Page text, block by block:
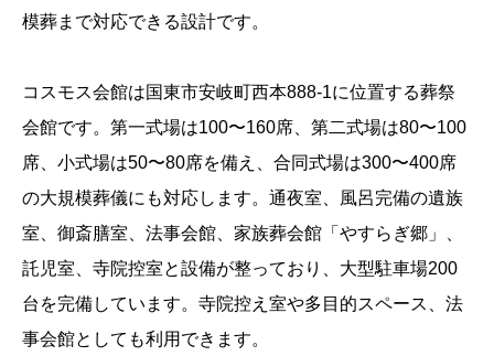
模葬まで対応できる設計です。
コスモス会館は国東市安岐町西本888-1に位置する葬祭
会館です。第一式場は100〜160席、第二式場は80〜100
席、小式場は50〜80席を備え、合同式場は300〜400席
の大規模葬儀にも対応します。通夜室、風呂完備の遺族
室、御斎膳室、法事会館、家族葬会館「やすらぎ郷」、
託児室、寺院控室と設備が整っており、大型駐車場200
台を完備しています。寺院控え室や多目的スペース、法
事会館としても利用できます。